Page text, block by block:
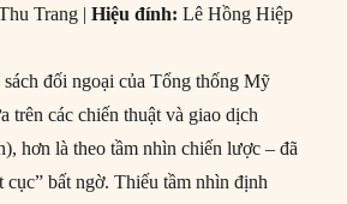
Trang |Hiệu đính:Lê Hồng Hiệp
đối ngoại của Tổng thống Mỹ
trên các chiến thuật và giao dịch
hơn là theo tầm nhìn chiến lược – đã
cục” bất ngờ. Thiếu tầm nhìn định